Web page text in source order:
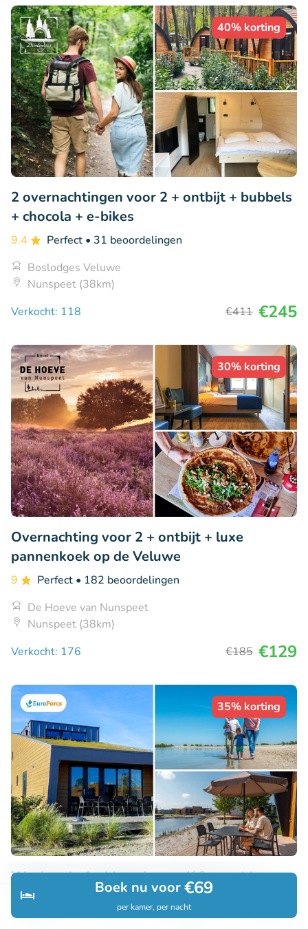
Zoeken Boekingen
Boek nu voor€69
per kamer, per nacht
40% korting
2 overnachtingen voor 2 + ontbijt + bubbels
+ chocola + e-bikes
9.4 Perfect • 31 beoordelingen
Boslodges Veluwe
Nunspeet (38km)
Verkocht: 118
€411 €245
30% korting
Overnachting voor 2 + ontbijt + luxe
pannenkoek op de Veluwe
9 Perfect • 182 beoordelingen
De Hoeve van Nunspeet
Nunspeet (38km)
Verkocht: 176
€185 €129
35% korting
Weekend of midweek weg (10 pers.) in
EuroParcs
EuroParcs Hindeloopen